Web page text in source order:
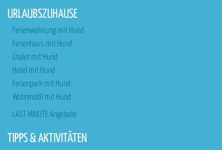
URLAUBSZUHAUSE
Ferienwohnung mit Hund
Ferienhaus mit Hund
Chalet mit Hund
Hotel mit Hund
Ferienpark mit Hund
Wohnmobil mit Hund
LAST MINUTE Angebote
TIPPS & AKTIVITÄTEN